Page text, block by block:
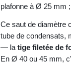
plafonne à Ø 25 mm
Ce saut de diamètre
tube de condensats,
— latige filetée de
En Ø 40 ou 45 mm,